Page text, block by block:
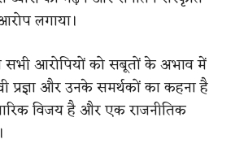
लगाया।
आरोपियों को सबूतों के अभाव में
प्रज्ञा और उनके समर्थकों का कहना है
विजय है और एक राजनीतिक